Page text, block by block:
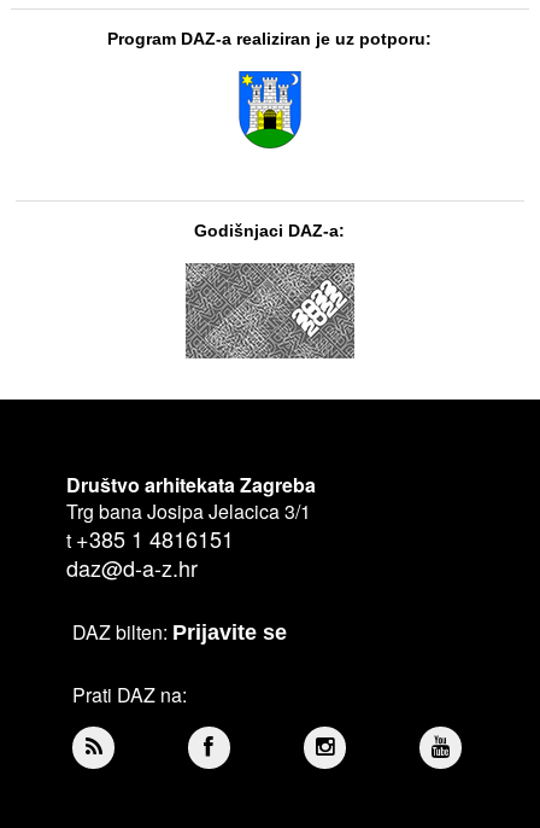
Program DAZ-a realiziran je uz potporu:
Godišnjaci DAZ-a:
Društvo arhitekata Zagreba
Trg bana Josipa Jelacica 3/1
t +385 1 4816151
daz@d-a-z.hr
DAZ bilten: Prijavite se
Prati DAZ na: